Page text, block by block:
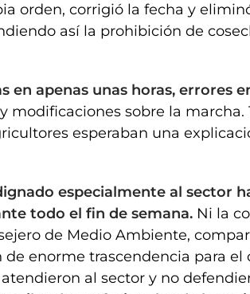
orden, corrigió la fecha y
así la prohibición de
en apenas unas horas, errores
y modificaciones sobre la marcha.
esperaban una
especialmente al sector
todo el fin de semana. Ni la
de Medio Ambiente,
enorme trascendencia para el
al sector y no